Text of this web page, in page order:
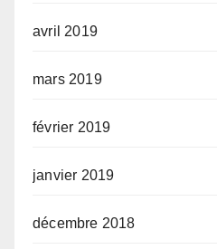
avril 2019
mars 2019
février 2019
janvier 2019
décembre 2018